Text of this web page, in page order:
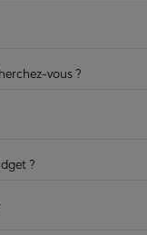
vous ?
?